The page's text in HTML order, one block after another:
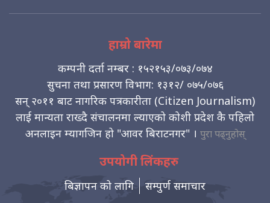
हाम्रो बारेमा
कम्पनी दर्ता नम्बर : १५२१५३/०७३/०७४
सुचना तथा प्रसारण विभाग: १३१२/ ०७५/०७६
सन् २०११ बाट नागरिक पत्रकारीता (Citizen Journalism)
लाई मान्यता राख्दै संचालनमा ल्याएको कोशी प्रदेश कै पहिलो
अनलाइन म्यागजिन हो "आवर बिराटनगर" । पुरा पढ्नुहोस्
उपयोगी लिंकहरु
बिज्ञापन को लागि सम्पुर्ण समाचार